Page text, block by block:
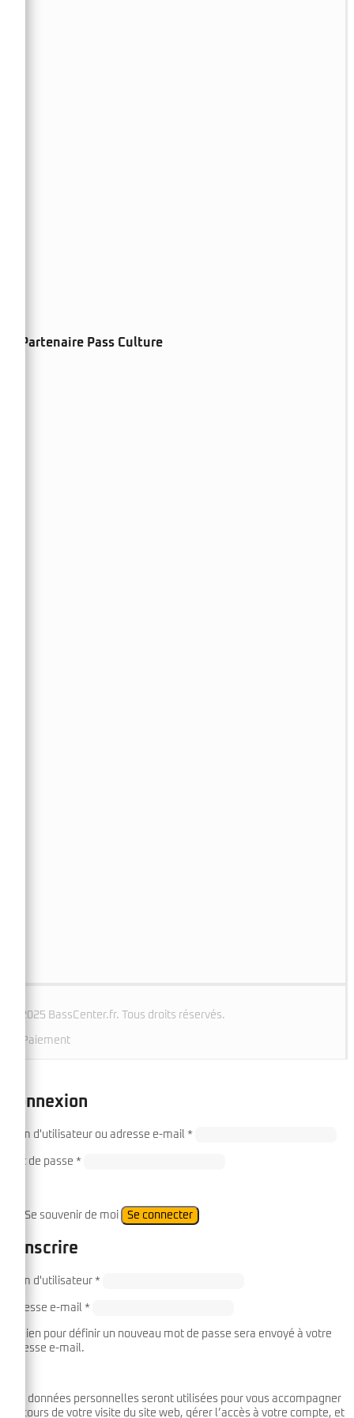
Partenaire Pass Culture
© 2025 BassCenter.fr. Tous droits réservés.
Connexion
Nom d'utilisateur ou adresse e-mail *Required
Mot de passe *Required
Se souvenir de moi Se connecter
S'inscrire
Nom d'utilisateur *Required
Adresse e-mail *Required
Un lien pour définir un nouveau mot de passe sera envoyé à votre
adresse e-mail.
Vos données personnelles seront utilisées pour vous accompagner
au cours de votre visite du site web, gérer l’accès à votre compte, et